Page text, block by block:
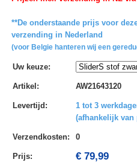
**De onderstaande prijs voor
verzending in Nederland
(voor Belgie hanteren wij een
Uw keuze:
Artikel : AW21643120
Levertijd :
1 tot 3
(afhankelijk
Verzendkosten: 0
Prijs: € 79,99